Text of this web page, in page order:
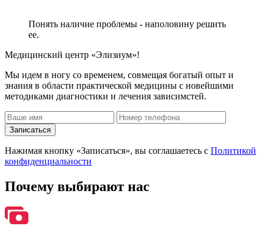
Понять наличие проблемы - наполовину решить
ее.
Медицинский центр «Элизиум»!
Мы идем в ногу со временем, совмещая богатый опыт и
знания в области практической медицины с новейшими
методиками диагностики и лечения зависимстей.
Записаться
Нажимая кнопку «Записаться», вы соглашаетесь с Политикой
конфиденциальности
Почему выбирают нас